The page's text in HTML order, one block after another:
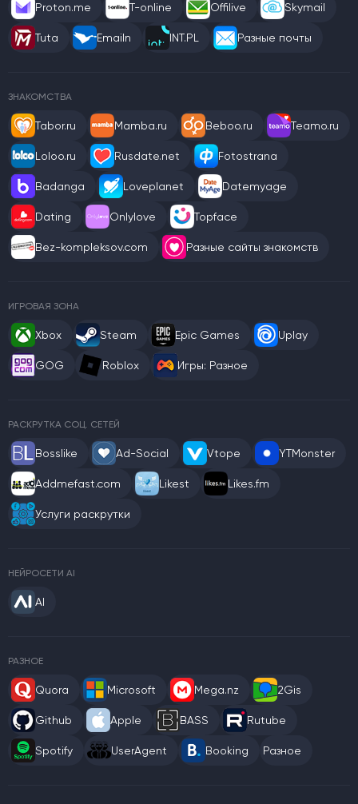
Proton.me T-online Offilive Skymail
Tuta Emailn INT.PL Разные почты
ЗНАКОМСТВА
Tabor.ru Mamba.ru Beboo.ru Teamo.ru
Loloo.ru Rusdate.net Fotostrana
Badanga Loveplanet Datemyage
Dating Onlylove Topface
Bez-kompleksov.com Разные сайты знакомств
ИГРОВАЯ ЗОНА
Xbox Steam Epic Games Uplay
GOG Roblox Игры: Разное
РАСКРУТКА СОЦ. СЕТЕЙ
Bosslike Ad-Social Vtope YTMonster
Addmefast.com Likest Likes.fm
Услуги раскрутки
НЕЙРОСЕТИ AI
AI
РАЗНОЕ
Quora Microsoft Mega.nz 2Gis
Github Apple BASS Rutube
Spotify UserAgent Booking Разное